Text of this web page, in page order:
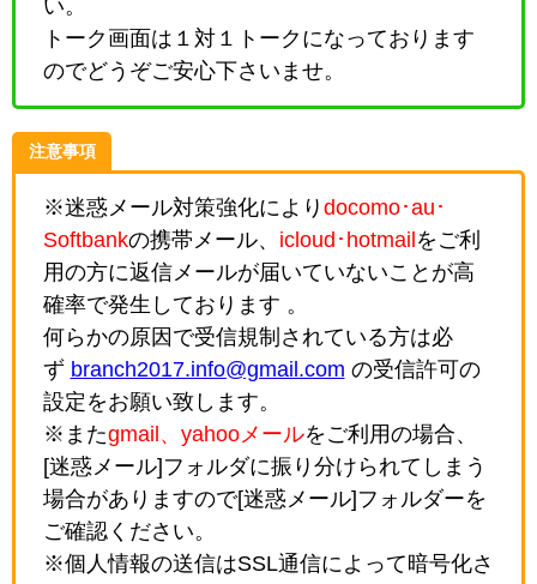
い。
トーク画面は１対１トークになっております
のでどうぞご安心下さいませ。
注意事項
※迷惑メール対策強化により docomo･au･
Softbankの携帯メール、 icloud･hotmail をご利
用の方に返信メールが届いていないことが高
確率で発生しております 。
何らかの原因で受信規制されている方は必
ず branch2017.info@gmail.com の受信許可の
設定をお願い致します。
※またgmail、yahooメールをご利用の場合、
[迷惑メール]フォルダに振り分けられてしまう
場合がありますので[迷惑メール]フォルダーを
ご確認ください。
※個人情報の送信はSSL通信によって暗号化さ